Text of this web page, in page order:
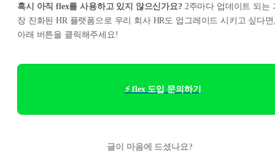
혹시 아직 flex를 사용하고 있지 않으신가요? 2주마다 업데이트 되는
장 진화된 HR 플랫폼으로 우리 회사 HR도 업그레이드 시키고 싶다
아래 버튼을 클릭해주세요!
⚡ flex 도입 문의하기
글이 마음에 드셨나요?